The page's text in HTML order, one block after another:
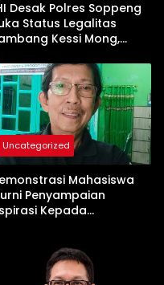
Desak Polres Soppeng
Status Legalitas
Kessi Mong,
Uncategorized
Mahasiswa
Penyampaian
Kepada